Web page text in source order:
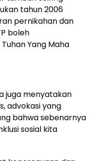
tahun 2006
pernikahan dan
boleh
Yang Maha
juga menyatakan
advokasi yang
bahwa sebenarnya
sosial kita